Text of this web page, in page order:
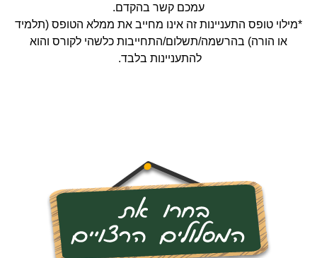
עמכם קשר בהקדם.
*מילוי טופס התעניינות זה אינו מחייב את ממלא הטופס (תלמיד
או הורה) בהרשמה/תשלום/התחייבות כלשהי לקורס והוא
להתעניינות בלבד.